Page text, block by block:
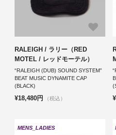
RALEIGH / ラリー（RED
MOTEL / レッドモーテル）
“RALEIGH (DUB) SOUND SYSTEM”
BEAT MUSIC DYNAMITE CAP
(BLACK)
¥18,480円 （税込）
MENS_LADIES